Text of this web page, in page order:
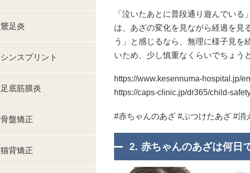
鵞足炎
シンスプリント
足底筋膜炎
骨盤矯正
猫背矯正
「泣いたあとに普段通り遊んでい
は、あざの変化を見ながら経過を見
う」と感じるなら、無理に様子見を
いため、少し慎重なくらいでちょう
https://www.kesennuma-hospital.jp/
https://caps-clinic.jp/dr365/child-
#赤ちゃんのあざ #ぶつけたあざ #
2. 赤ちゃんのあざは何日